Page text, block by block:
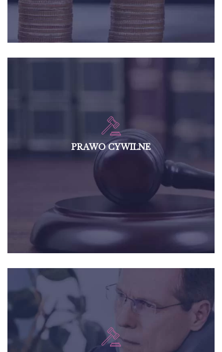
PRAWO CYWILNE